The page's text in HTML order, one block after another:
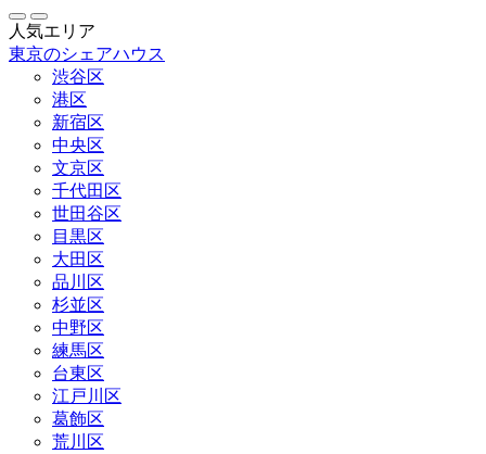
人気エリア
東京のシェアハウス
渋谷区
港区
新宿区
中央区
文京区
千代田区
世田谷区
目黒区
大田区
品川区
杉並区
中野区
練馬区
台東区
江戸川区
葛飾区
荒川区